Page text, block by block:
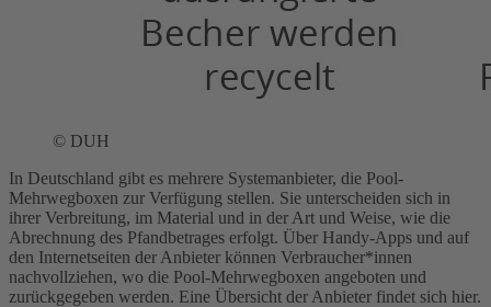
© DUH
In Deutschland gibt es mehrere Systemanbieter, die Pool-
Mehrwegboxen zur Verfügung stellen. Sie unterscheiden sich in
ihrer Verbreitung, im Material und in der Art und Weise, wie die
Abrechnung des Pfandbetrages erfolgt. Über Handy-Apps und auf
den Internetseiten der Anbieter können Verbraucher*innen
nachvollziehen, wo die Pool-Mehrwegboxen angeboten und
zurückgegeben werden. Eine Übersicht der Anbieter findet sich hier.